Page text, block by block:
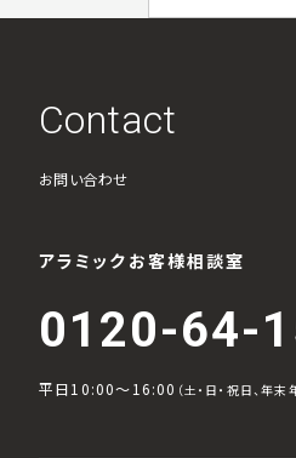
Contact
お問い合わせ
アラミックお客様相談室
0120-64-
平日10:00～16:00 （土・日・祝日、年